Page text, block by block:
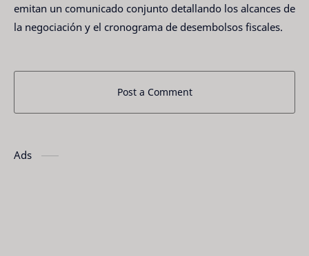
emitan un comunicado conjunto detallando los alcances de
la negociación y el cronograma de desembolsos fiscales.
Post a Comment
Ads